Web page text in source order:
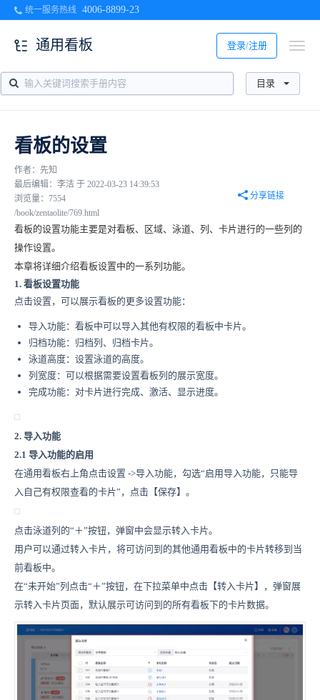
统一服务热线 4006-8899-23
登录/注册
通用看板
目录
看板的设置
作者：先知
最后编辑：李洁 于 2022-03-23 14:39:53
浏览量：7554
分享链接
/book/zentaolite/769.html
看板的设置功能主要是对看板、区域、泳道、列、卡片进行的一些列的
操作设置。
本章将详细介绍看板设置中的一系列功能。
1. 看板设置功能
点击设置，可以展示看板的更多设置功能：
导入功能：看板中可以导入其他有权限的看板中卡片。
归档功能：归档列、归档卡片。
泳道高度：设置泳道的高度。
列宽度：可以根据需要设置看板列的展示宽度。
完成功能：对卡片进行完成、激活、显示进度。
2. 导入功能
2.1 导入功能的启用
在通用看板右上角点击设置 ->导入功能，勾选“启用导入功能，只能导
入自己有权限查看的卡片”，点击【保存】。
点击泳道列的“＋”按钮，弹窗中会显示转入卡片。
用户可以通过转入卡片，将可访问到的其他通用看板中的卡片转移到当
前看板中。
在“未开始”列点击“＋”按钮，在下拉菜单中点击【转入卡片】，弹窗展
示转入卡片页面，默认展示可访问到的所有看板下的卡片数据。